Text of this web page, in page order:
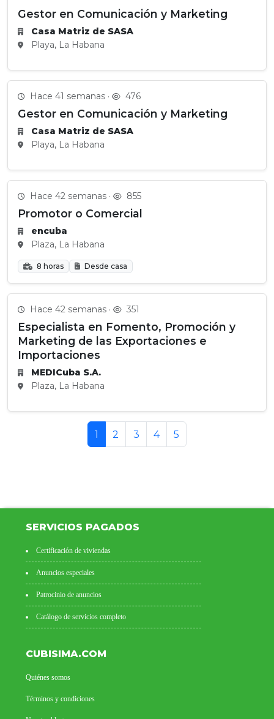
Gestor en Comunicación y Marketing
Casa Matriz de SASA
Playa, La Habana
Hace 41 semanas · 476
Gestor en Comunicación y Marketing
Casa Matriz de SASA
Playa, La Habana
Hace 42 semanas · 855
Promotor o Comercial
encuba
Plaza, La Habana
8 horas Desde casa
Hace 42 semanas · 351
Especialista en Fomento, Promoción y
Marketing de las Exportaciones e
Importaciones
MEDICuba S.A.
Plaza, La Habana
1 2 3 4 5
SERVICIOS PAGADOS
Certificación de viviendas
Anuncios especiales
Patrocinio de anuncios
Catálogo de servicios completo
CUBISIMA.COM
Quiénes somos
Términos y condiciones